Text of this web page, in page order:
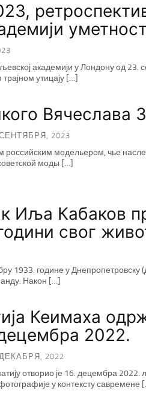
академији у Лондону од 23.
утицају […]
Вячеслава
2023
российским модельером, чье
моды […]
Иља Кабаков
свог
1933. године у Днепропетровску
Након […]
Кеимаха
2022.
2022
отворио је 16. децембра
у контексту савремене